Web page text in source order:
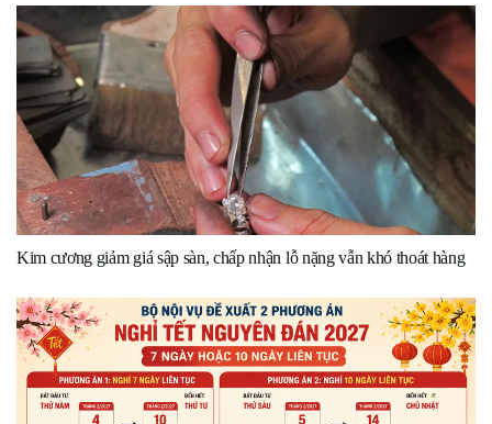
Kim cương giảm giá sập sàn, chấp nhận lỗ nặng vẫn khó thoát hàng